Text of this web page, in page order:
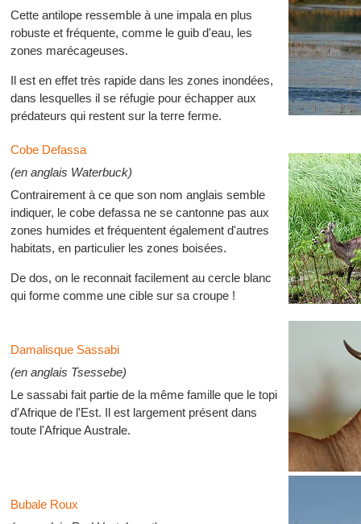
Cette antilope ressemble à une impala en plus
robuste et fréquente, comme le guib d'eau, les
zones marécageuses.
Il est en effet très rapide dans les zones inondées,
dans lesquelles il se réfugie pour échapper aux
prédateurs qui restent sur la terre ferme.
Cobe Defassa
(en anglais Waterbuck)
Contrairement à ce que son nom anglais semble
indiquer, le cobe defassa ne se cantonne pas aux
zones humides et fréquentent également d'autres
habitats, en particulier les zones boisées.
De dos, on le reconnait facilement au cercle blanc
qui forme comme une cible sur sa croupe !
Damalisque Sassabi
(en anglais Tsessebe)
Le sassabi fait partie de la même famille que le topi
d'Afrique de l'Est. Il est largement présent dans
toute l'Afrique Australe.
Bubale Roux